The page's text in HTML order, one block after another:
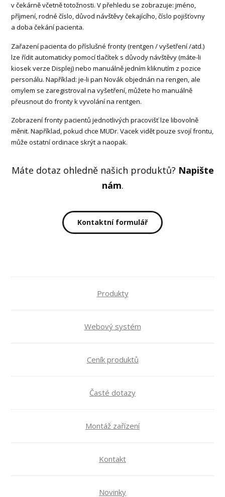
v čekárně včetně totožnosti. V přehledu se zobrazuje: jméno,
příjmení, rodné číslo, důvod návštěvy čekajícího, číslo pojišťovny
a doba čekání pacienta.
Zařazení pacienta do příslušné fronty (rentgen / vyšetření /atd.)
lze řídit automaticky pomocí tlačítek s důvody návštěvy (máte-li
kiosek verze Displej) nebo manuálně jedním kliknutím z pozice
personálu. Například: je-li pan Novák objednán na rengen, ale
omylem se zaregistroval na vyšetření, můžete ho manuálně
přeusnout do fronty k vyvolání na rentgen.
Zobrazení fronty pacientů jednotlivých pracovišť lze libovolně
měnit. Například, pokud chce MUDr. Vacek vidět pouze svojí frontu,
může ostatní ordinace skrýt a naopak.
Máte dotaz ohledně našich produktů? Napište
nám.
Kontaktní formulář
Produkty
Webový systém
Ceník produktů
Časté dotazy
Montáž zařízení
Kontakt
Novinky